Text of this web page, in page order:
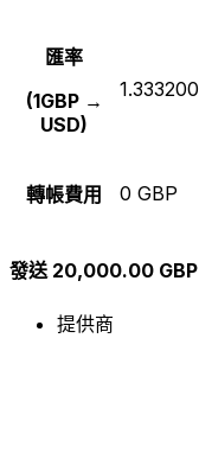
匯率
(1GBP →
USD)
1.333200
轉帳費用 0 GBP
發送 20,000.00 GBP
提供商